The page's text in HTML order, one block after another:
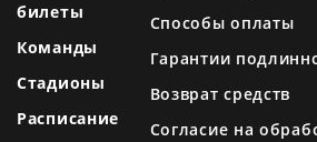
билеты
Команды
Стадионы
Расписание
Способы оплаты
Гарантии
Возврат средств
Согласие на